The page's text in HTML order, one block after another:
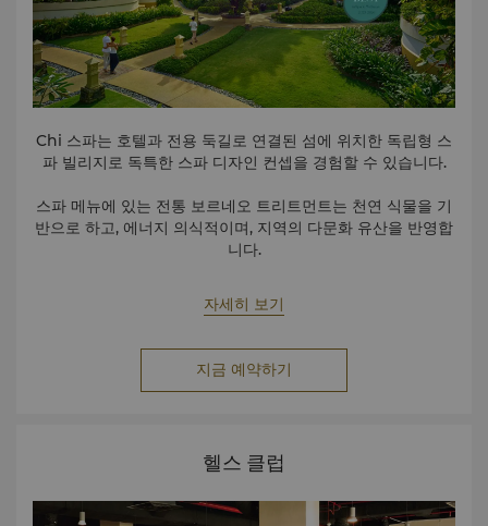
Chi 스파는 호텔과 전용 둑길로 연결된 섬에 위치한 독립형 스
파 빌리지로 독특한 스파 디자인 컨셉을 경험할 수 있습니다.
스파 메뉴에 있는 전통 보르네오 트리트먼트는 천연 식물을 기
반으로 하고, 에너지 의식적이며, 지역의 다문화 유산을 반영합
니다.
자세히 보기
지금 예약하기
헬스 클럽